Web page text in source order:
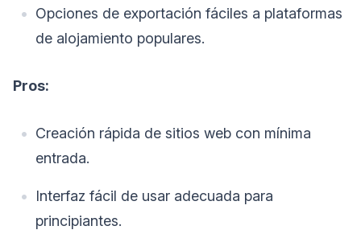
Opciones de exportación fáciles a plataformas
de alojamiento populares.
Pros:
Creación rápida de sitios web con mínima
entrada.
Interfaz fácil de usar adecuada para
principiantes.